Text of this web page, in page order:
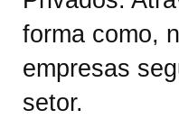
forma como,
empresas
setor.